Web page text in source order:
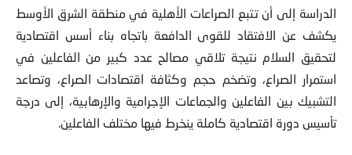
الدراسة إلى أن تتبع الصراعات الأهلية في منطقة الشرق الأوسط
يكشف عن الافتقاد للقوى الدافعة باتجاه بناء أسس اقتصادیة
لتحقیق السلام نتیجة تلاقي مصالح عدد كبیر من الفاعلین في
استمرار الصراع، وتضخم حجم وكثافة اقتصادات الصراع، وتصاعد
التشبیك بین الفاعلین والجماعات الإجرامیة والإرهابية، إلى درجة
تأسیس دورة اقتصادیة كاملة ینخرط فیها مختلف الفاعلین.